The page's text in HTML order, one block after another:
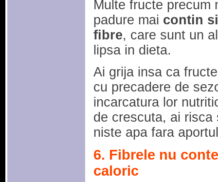
Multe fructe precum
padure mai contin
fibre, care sunt un
lipsa in dieta.
Ai grija insa ca
cu precadere de
incarcatura lor
de crescuta, ai risca
niste apa fara
6. Fibrele nu
caloric